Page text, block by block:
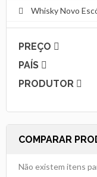
Whisky Novo
PREÇO
PAÍS
PRODUTOR
COMPARAR
Não existem itens